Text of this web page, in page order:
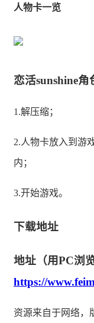
人物卡一览
恋活sunshine
1.解压缩；
2.人物卡放入到游
内；
3.开始游戏。
下载地址
地址（用PC浏
https://
资源来自于网络，